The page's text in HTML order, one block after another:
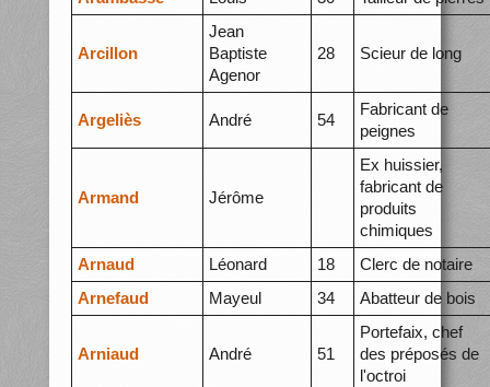
Arcillon
Jean
Baptiste
Agenor
28 Scieur de long
Argeliès André 54
Fabricant de
peignes
Armand Jérôme
Ex huissier,
fabricant de
produits
chimiques
Arnaud
Léonard 18
Clerc de notaire
Arnefaud
Mayeul 34 Abatteur de bois
Arniaud André 51
Portefaix, chef
des préposés de
l'octroi